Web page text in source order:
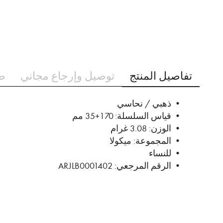
بداية
معرض
تفاصيل المنتج
• ذهبي / نحاسي
• قياس السلسلة: 170+35 مم
• الوزن: 3.08 غرام
• المجموعة: ميكولا
• للنساء
• الرقم المرجعي: ARJLB0001402
توصيل وإرجاع مجاني